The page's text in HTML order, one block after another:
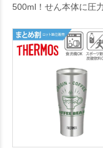
500ml！せん本体に圧力
く回すだけで炭酸飲料
内圧を逃がすことがで
す。